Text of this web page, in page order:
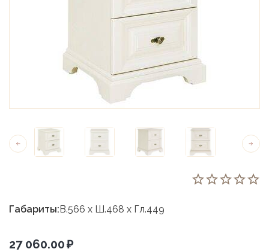
Габариты:В.566 х Ш.468 х Гл.449
27 060.00₽